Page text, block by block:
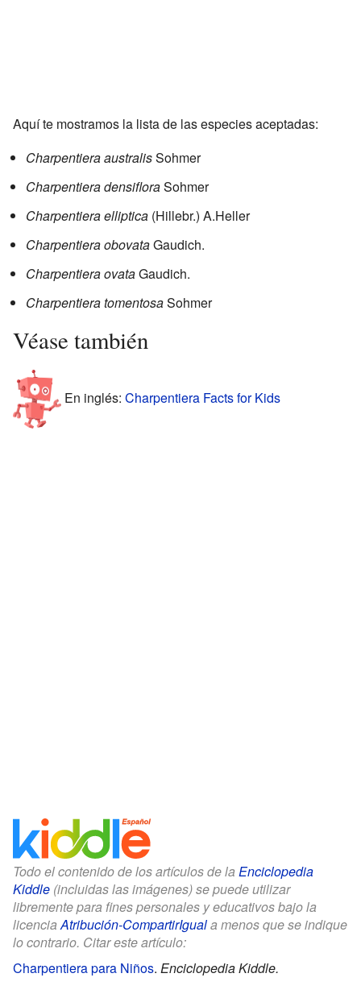
Aquí te mostramos la lista de las especies aceptadas:
Charpentiera australisSohmer
Charpentiera densifloraSohmer
Charpentiera elliptica (Hillebr.) A.Heller
Charpentiera obovataGaudich.
Charpentiera ovataGaudich.
Charpentiera tomentosaSohmer
Véase también
En inglés: Charpentiera Facts for Kids
Todo el contenido de los artículos de la Enciclopedia
Kiddle (incluidas las imágenes) se puede utilizar
libremente para fines personales y educativos bajo la
licenciaAtribución-CompartirIguala menos que se indique
lo contrario. Citar este artículo:
Charpentiera para Niños. Enciclopedia Kiddle.